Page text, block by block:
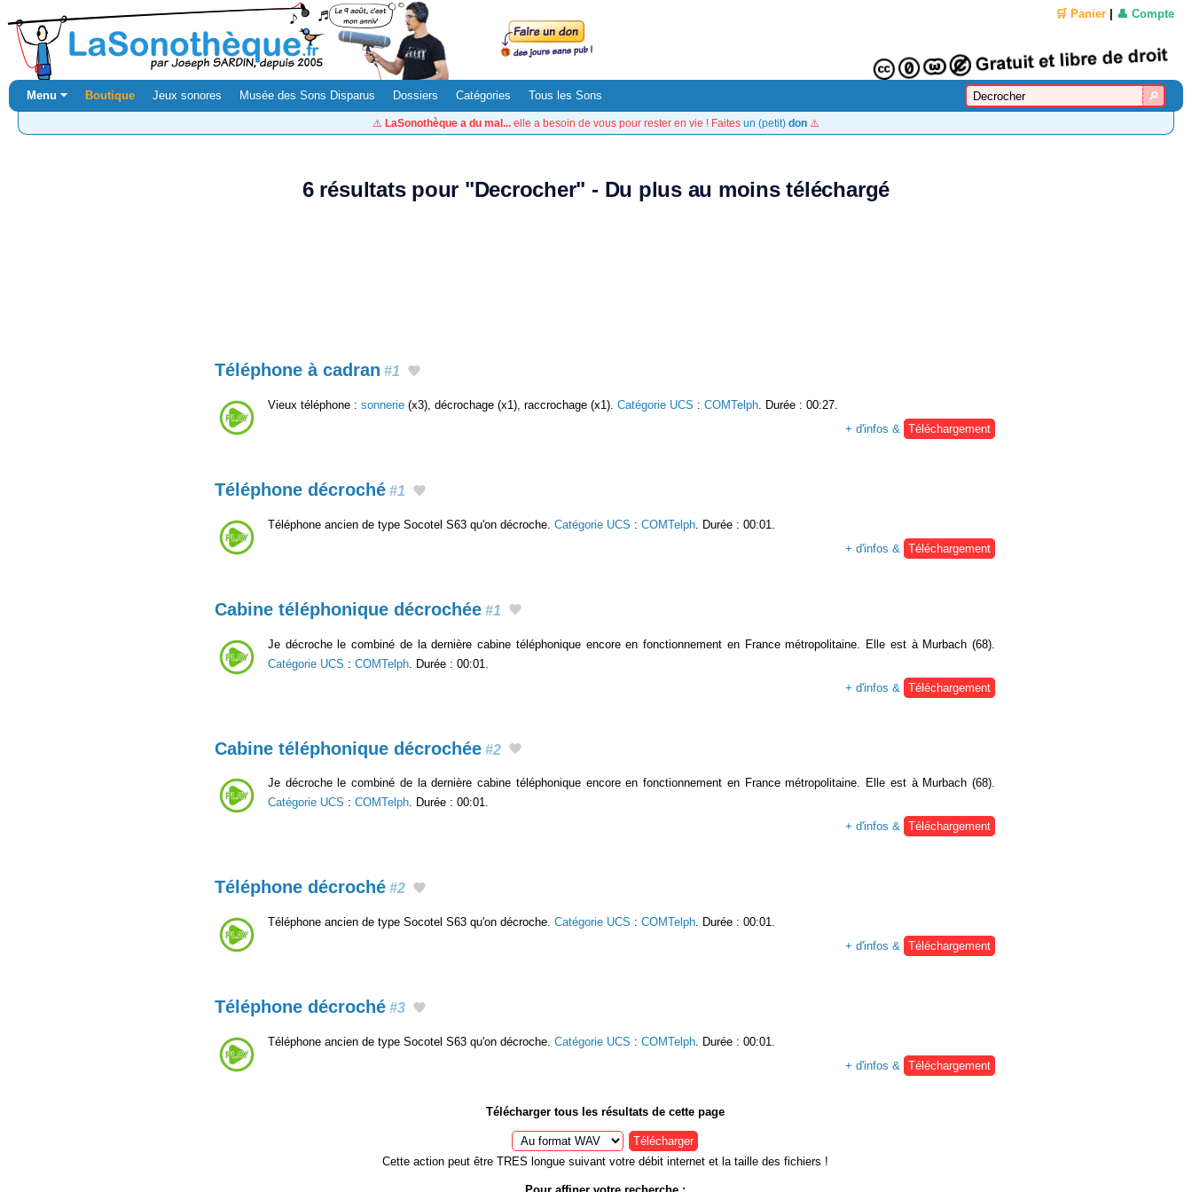
🛒 Panier 👤 Compte
Menu ⏷ Boutique Jeux sonores Musée des Sons Disparus Dossiers Catégories Tous les Sons
⚠️ LaSonothèque a du mal... elle a besoin de vous pour rester en vie ! Faites un (petit) don ⚠️
6 résultats pour "Decrocher" - Du plus au moins téléchargé
Téléphone à cadran #1
Vieux téléphone : sonnerie (x3), décrochage (x1), raccrochage (x1). Catégorie UCS : COMTelph . Durée : 00:27.
+ d'infos &
Téléchargement
Téléphone décroché #1
Téléphone ancien de type Socotel S63 qu'on décroche. Catégorie UCS : COMTelph . Durée : 00:01.
+ d'infos &
Téléchargement
Cabine téléphonique décrochée #1
Je décroche le combiné de la dernière cabine téléphonique encore en fonctionnement en France métropolitaine. Elle est à Murbach (68).
Catégorie UCS : COMTelph . Durée : 00:01.
+ d'infos &
Téléchargement
Cabine téléphonique décrochée #2
Je décroche le combiné de la dernière cabine téléphonique encore en fonctionnement en France métropolitaine. Elle est à Murbach (68).
Catégorie UCS : COMTelph. Durée : 00:01.
+ d'infos & Téléchargement
Téléphone décroché #2
Téléphone ancien de type Socotel S63 qu'on décroche. Catégorie UCS : COMTelph. Durée : 00:01.
+ d'infos & Téléchargement
Téléphone décroché #3
Téléphone ancien de type Socotel S63 qu'on décroche. Catégorie UCS : COMTelph. Durée : 00:01.
+ d'infos & Téléchargement
Télécharger tous les résultats de cette page
Télécharger
Cette action peut être TRES longue suivant votre débit internet et la taille des fichiers !